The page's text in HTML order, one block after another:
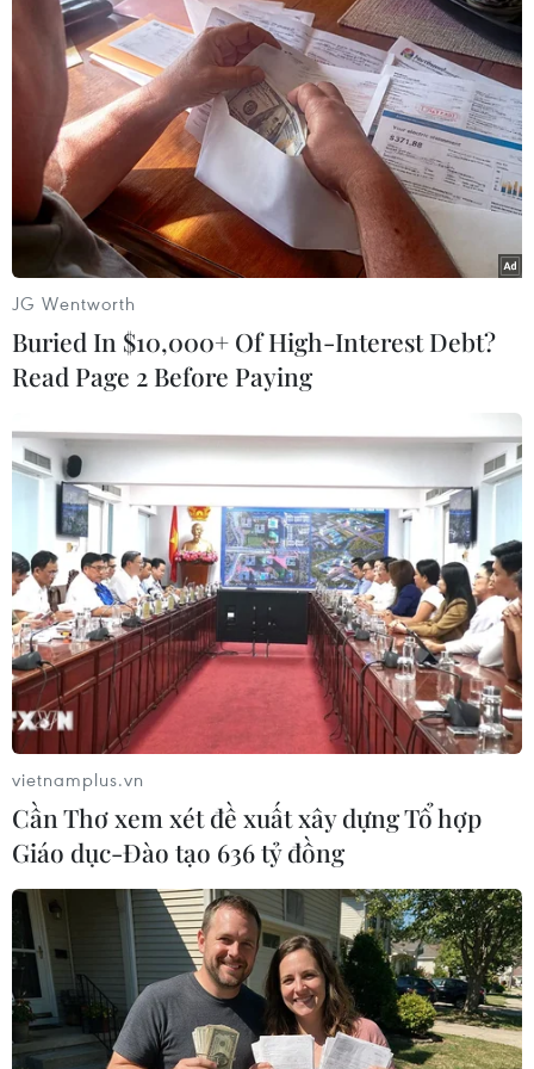
Hà Nội xét xử ổ nhóm 50 đối tượng tổ
chức sử dụng ma túy trong quán
karaoke
05/08/2026 09:38
Phát biểu của Thủ tướng Chính phủ
Lê Minh Hưng tại Hội nghị Ngoại
giao thứ 33
05/08/2026 09:20
Bộ Nông nghiệp và Môi trường đề
xuất lùi hạn hoàn thiện cơ sở dữ liệu
đất đai
05/08/2026 08:43
GDP của Ấn Độ có thể vượt mốc
5.000 tỷ USD trong tài khóa 2028-
2029
04/08/2026 23:08
CƠ QUAN CHỦ QUẢN: THÔNG TẤN XÃ VIỆT NAM
Tổng Biên tập: TRẦN TIẾN DUẨN
Phó Tổng Biên tập: NGUYỄN THỊ TÁM, KHÚC THANH
THỦY
JG Wentworth
Buried In $10,000+ Of High-Interest Debt?
Read Page 2 Before Paying
vietnamplus.vn
Cần Thơ xem xét đề xuất xây dựng Tổ hợp
Giáo dục-Đào tạo 636 tỷ đồng